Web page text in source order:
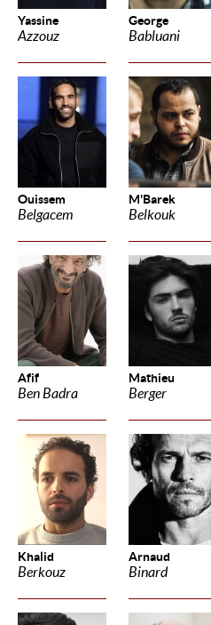
Yassine
Azzouz
George
Babluani
Ouissem
Belgacem
M'Barek
Belkouk
Afif
Ben Badra
Mathieu
Berger
Khalid
Berkouz
Arnaud
Binard